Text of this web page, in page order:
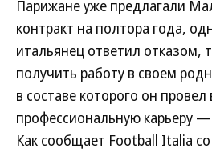
Парижане уже предлагали
контракт на полтора года,
итальянец ответил отказом,
получить работу в своем
в составе которого он провел
профессиональную карьеру —
Как сообщает Football Italia